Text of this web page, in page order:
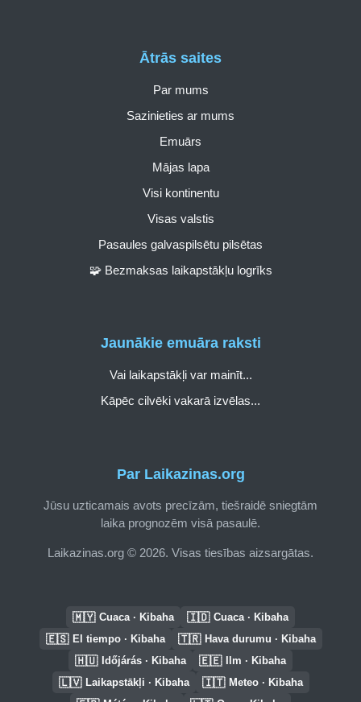
Par Laikazinas.org
Jūsu uzticamais avots precīzām, tiešraidē sniegtām
laika prognozēm visā pasaulē.
Laikazinas.org © 2026. Visas tiesības aizsargātas.
Ātrās saites
Par mums
Sazinieties ar mums
Emuārs
Mājas lapa
Visi kontinentu
Visas valstis
Pasaules galvaspilsētu pilsētas
🧩 Bezmaksas laikapstākļu logrīks
Jaunākie emuāra raksti
Vai laikapstākļi var mainīt...
Kāpēc cilvēki vakarā izvēlas...
🇲🇾 Cuaca · Kibaha 🇮🇩 Cuaca · Kibaha
🇪🇸 El tiempo · Kibaha 🇹🇷 Hava durumu · Kibaha
🇭🇺 Időjárás · Kibaha 🇪🇪 Ilm · Kibaha
🇱🇻 Laikapstākļi · Kibaha 🇮🇹 Meteo · Kibaha